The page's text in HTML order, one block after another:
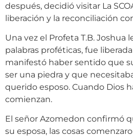
después, decidió visitar La
liberación y la reconciliación
Una vez el Profeta T.B. Joshua
palabras proféticas, fue
manifestó haber sentido que
ser una piedra y que
querido esposo. Cuando Dios
comienzan.
El señor Azomedon confirmó
su esposa, las cosas